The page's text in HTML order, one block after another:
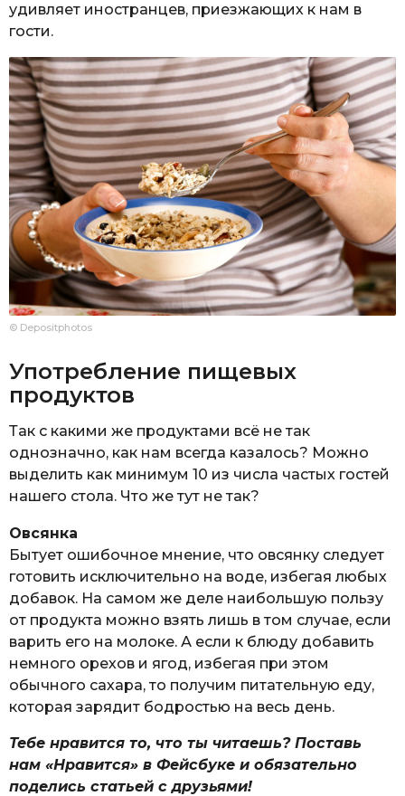
удивляет иностранцев, приезжающих к нам в
гости.
© Depositphotos
Употребление пищевых
продуктов
Так с какими же продуктами всё не так
однозначно, как нам всегда казалось? Можно
выделить как минимум 10 из числа частых гостей
нашего стола. Что же тут не так?
Овсянка
Бытует ошибочное мнение, что овсянку следует
готовить исключительно на воде, избегая любых
добавок. На самом же деле наибольшую пользу
от продукта можно взять лишь в том случае, если
варить его на молоке. А если к блюду добавить
немного орехов и ягод, избегая при этом
обычного сахара, то получим питательную еду,
которая зарядит бодростью на весь день.
Тебе нравится то, что ты читаешь? Поставь
нам «Нравится» в Фейсбуке и обязательно
поделись статьей с друзьями!